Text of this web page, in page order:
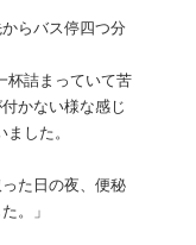
らバス停四つ分
杯詰まっていて苦
かない様な感じ
した。
た日の夜、便秘
。」